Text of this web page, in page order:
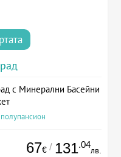
с Минерални Басейни
67€ / 131.04
лв.